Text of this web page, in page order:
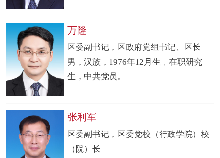
万隆
区委副书记，区政府党组书记、区长
男，汉族，1976年12月生，在职研究
生，中共党员。
张利军
区委副书记，区委党校（行政学院）校
（院）长